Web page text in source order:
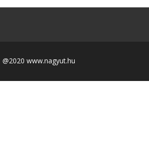
@2020 www.nagyut.hu